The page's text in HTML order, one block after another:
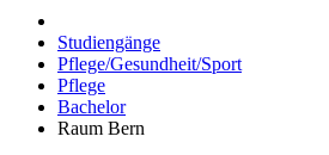
Studiengänge
Pflege/Gesundheit/Sport
Pflege
Bachelor
Raum Bern